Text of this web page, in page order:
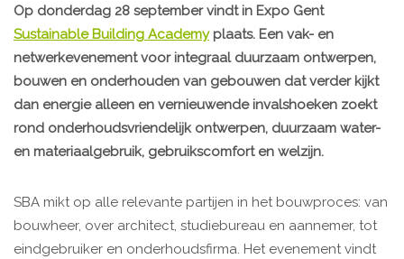
Op donderdag 28 september vindt in Expo Gent
Sustainable Building Academyplaats. Een vak- en
netwerkevenement voor integraal duurzaam ontwerpen,
bouwen en onderhouden van gebouwen dat verder kijkt
dan energie alleen en vernieuwende invalshoeken zoekt
rond onderhoudsvriendelijk ontwerpen, duurzaam water-
en materiaalgebruik, gebruikscomfort en welzijn.
SBA mikt op alle relevante partijen in het bouwproces: van
bouwheer, over architect, studiebureau en aannemer, tot
eindgebruiker en onderhoudsfirma. Het evenement vindt